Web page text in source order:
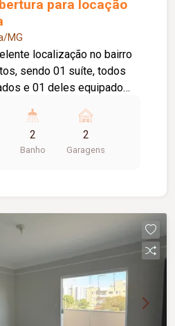
para locação
MG
localização no bairro
sendo 01 suíte, todos
e 01 deles equipado
com ar-condicionado,
à suíte, cozinha com
despensa, elevador
2
Banho
2
Garagens